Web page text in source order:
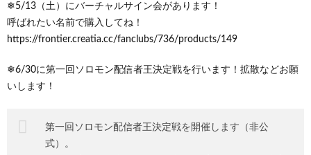
❄5/13（土）にバーチャルサイン会があります！
呼ばれたい名前で購入してね！
https://frontier.creatia.cc/fanclubs/736/products/149
❄6/30に第一回ソロモン配信者王決定戦を行います！拡散などお願
いします！
第一回ソロモン配信者王決定戦を開催します（非公
式）。